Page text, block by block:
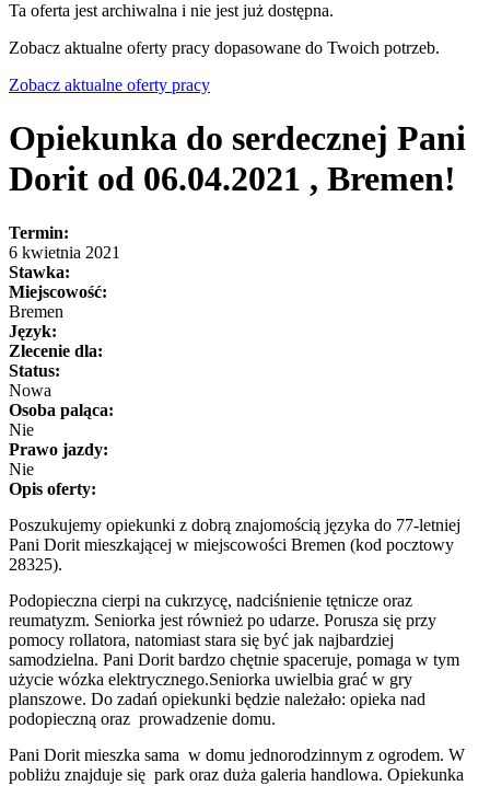
Ta oferta jest archiwalna i nie jest już dostępna.
Zobacz aktualne oferty pracy dopasowane do Twoich potrzeb.
Zobacz aktualne oferty pracy
Opiekunka do serdecznej Pani
Dorit od 06.04.2021 , Bremen!
Termin:
6 kwietnia 2021
Stawka:
Miejscowość:
Bremen
Język:
Zlecenie dla:
Status:
Nowa
Osoba paląca:
Nie
Prawo jazdy:
Nie
Opis oferty:
Poszukujemy opiekunki z dobrą znajomością języka do 77-letniej
Pani Dorit mieszkającej w miejscowości Bremen (kod pocztowy
28325).
Podopieczna cierpi na cukrzycę, nadciśnienie tętnicze oraz
reumatyzm. Seniorka jest również po udarze. Porusza się przy
pomocy rollatora, natomiast stara się być jak najbardziej
samodzielna. Pani Dorit bardzo chętnie spaceruje, pomaga w tym
użycie wózka elektrycznego.Seniorka uwielbia grać w gry
planszowe. Do zadań opiekunki będzie należało: opieka nad
podopieczną oraz prowadzenie domu.
Pani Dorit mieszka sama w domu jednorodzinnym z ogrodem. W
pobliżu znajduje się park oraz duża galeria handlowa. Opiekunka